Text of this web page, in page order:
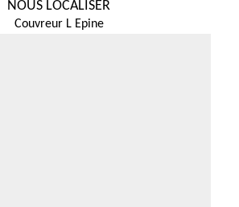
NOUS LOCALISER
Couvreur L Epine